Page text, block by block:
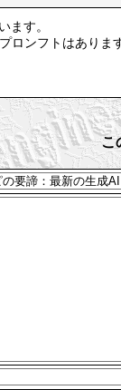
ます。
ロンフトはありま
こ